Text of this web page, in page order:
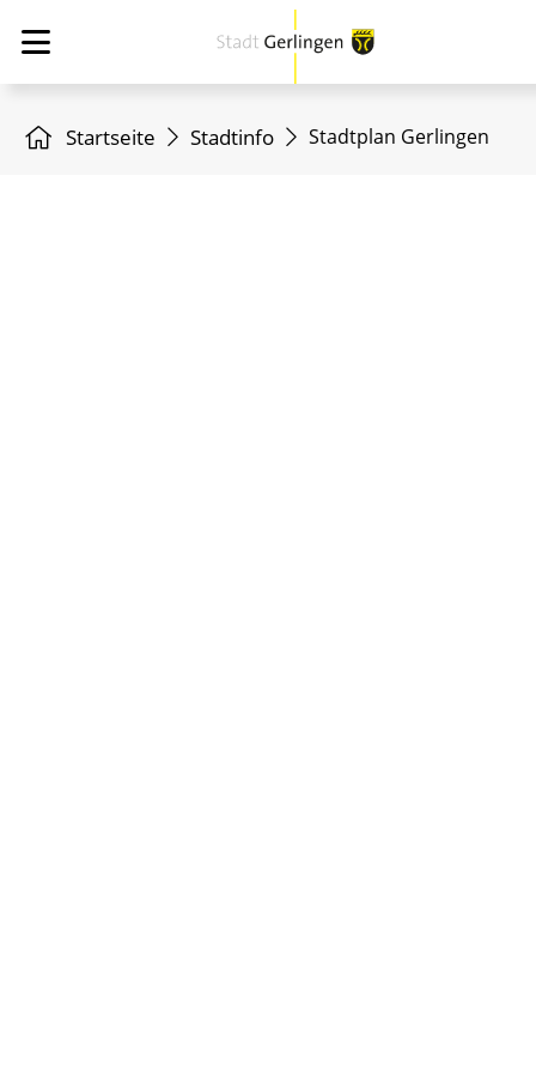
Startseite Stadtinfo Stadtplan Gerlingen